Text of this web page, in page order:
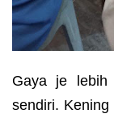
Gaya je lebih
sendiri.